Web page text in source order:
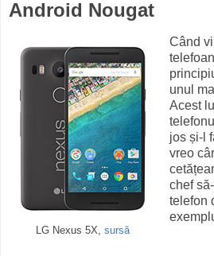
Android Nougat
LG Nexus 5X, sursă
Când
unul
Acest
jos și-l
vreo
chef
telefon